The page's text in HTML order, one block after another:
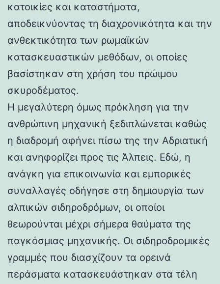
κατοικίες και καταστήματα,
αποδεικνύοντας τη διαχρονικότητα και την
ανθεκτικότητα των ρωμαϊκών
κατασκευαστικών μεθόδων, οι οποίες
βασίστηκαν στη χρήση του πρώιμου
σκυροδέματος.
Η μεγαλύτερη όμως πρόκληση για την
ανθρώπινη μηχανική ξεδιπλώνεται καθώς
η διαδρομή αφήνει πίσω της την Αδριατική
και ανηφορίζει προς τις Άλπεις. Εδώ, η
ανάγκη για επικοινωνία και εμπορικές
συναλλαγές οδήγησε στη δημιουργία των
αλπικών σιδηροδρόμων, οι οποίοι
θεωρούνται μέχρι σήμερα θαύματα της
παγκόσμιας μηχανικής. Οι σιδηροδρομικές
γραμμές που διασχίζουν τα ορεινά
περάσματα κατασκευάστηκαν στα τέλη